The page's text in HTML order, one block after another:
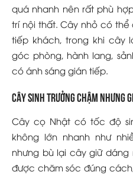
quá nhanh nên rất phù
trí nội thất. Cây nhỏ có
tiếp khách, trong khi cây
góc phòng, hành lang,
có ánh sáng gián tiếp.
Cây sinh trưởng chậm nhưng
Cây cọ Nhật có tốc độ
không lớn nhanh như
nhưng bù lại cây giữ
được chăm sóc đúng